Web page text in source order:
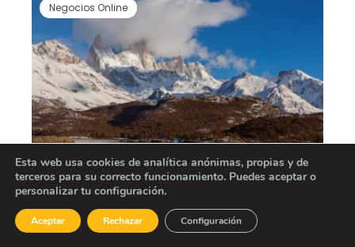
Negocios Online
11 datos curiosos sobre el dinero -
Descubre curiosidades sorprendentes
Esta web usa cookies de analítica anónimas, propias y de
terceros para su correcto funcionamiento. Puedes aceptar o
personalizar tu configuración.
Aceptar Rechazar Configuración